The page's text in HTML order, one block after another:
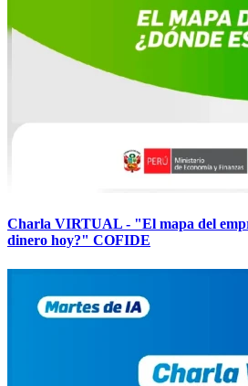
Charla VIRTUAL - "El mapa del
dinero hoy?" COFIDE